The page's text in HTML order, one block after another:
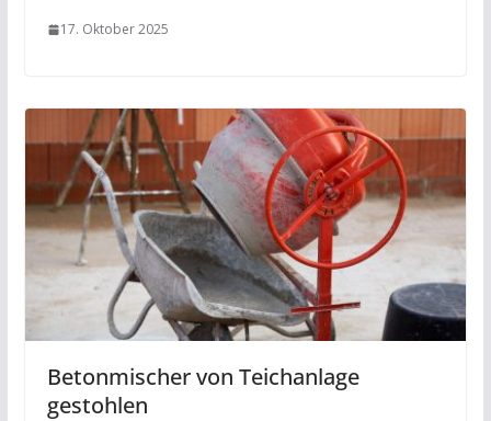
17. Oktober 2025
Betonmischer von Teichanlage
gestohlen